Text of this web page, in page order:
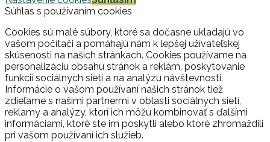
Súhlas s používaním cookies
Cookies sú malé súbory, ktoré sa dočasne ukladajú vo
vašom počítači a pomáhajú nám k lepšej užívateľskej
skúsenosti na našich stránkach. Cookies používame na
personalizáciu obsahu stránok a reklám, poskytovanie
funkcií sociálnych sietí a na analýzu návštevnosti.
Informácie o vašom používaní našich stránok tiež
zdieľame s našimi partnermi v oblasti sociálnych sietí,
reklamy a analýzy, ktorí ich môžu kombinovať s ďalšími
informáciami, ktoré ste im poskytli alebo ktoré zhromaždili
pri vašom používaní ich služieb.